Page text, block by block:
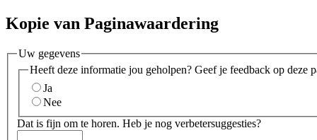
Kopie van Paginawaardering
Uw gegevens
Heeft deze informatie jou geholpen? Geef je feedback op deze
Ja
Nee
Dat is fijn om te horen. Heb je nog verbetersuggesties?